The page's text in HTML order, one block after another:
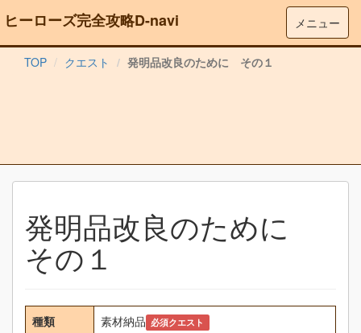
メニュー
ヒーローズ完全攻略D-navi
TOP クエスト 発明品改良のために その１
発明品改良のために
その１
種類 素材納品 必須クエスト